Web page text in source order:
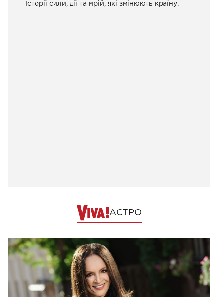
Історії сили, дії та мрій, які змінюють країну.
АСТРО